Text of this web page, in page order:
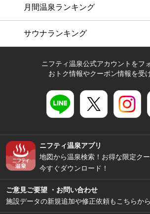
月間温泉ランキング
サウナランキング
ニフティ温泉公式アカウントをフ
おトク情報やクーポン情報を受
ニフティ温泉アプリ
地図から温泉検索！お得な限定クー
今すぐダウンロード！
ご意見ご要望 ・お問い合わせ
施設データの新規追加や修正依頼もこちらから